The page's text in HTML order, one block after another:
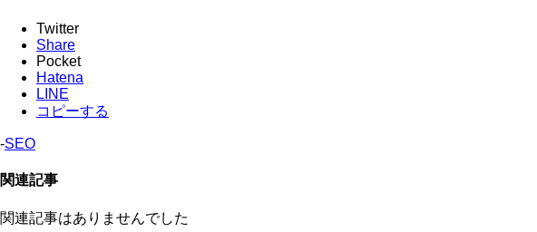
Twitter
Share
Pocket
Hatena
LINE
コピーする
-SEO
関連記事
関連記事はありませんでした